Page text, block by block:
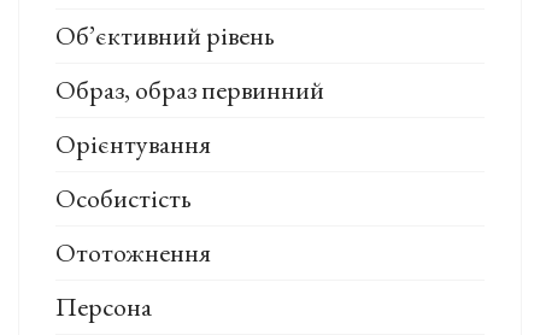
Об’єктивний рівень
Образ, образ первинний
Орієнтування
Особистість
Ототожнення
Персона